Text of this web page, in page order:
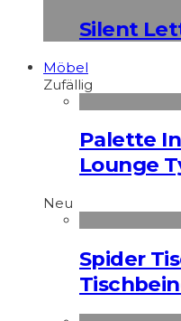
Silent
Möbel
Zufällig
Palette
Lounge
Neu
Spider